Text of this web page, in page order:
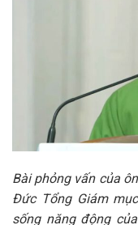
Bài phỏng vấn của
Đức Tổng Giám
sống năng động